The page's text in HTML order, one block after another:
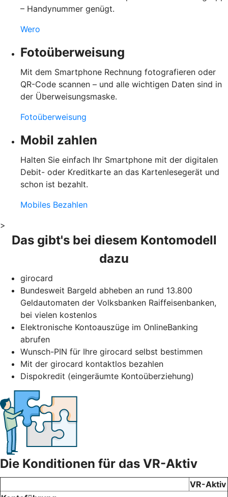
– Handynummer genügt.
Wero
Fotoüberweisung
Mit dem Smartphone Rechnung fotografieren oder
QR-Code scannen – und alle wichtigen Daten sind in
der Überweisungsmaske.
Fotoüberweisung
Mobil zahlen
Halten Sie einfach Ihr Smartphone mit der digitalen
Debit- oder Kreditkarte an das Kartenlesegerät und
schon ist bezahlt.
Mobiles Bezahlen
>
Das gibt's bei diesem Kontomodell
dazu
girocard
Bundesweit Bargeld abheben an rund 13.800
Geldautomaten der Volksbanken Raiffeisenbanken,
bei vielen kostenlos
Elektronische Kontoauszüge im OnlineBanking
abrufen
Wunsch-PIN für Ihre girocard selbst bestimmen
Mit der girocard kontaktlos bezahlen
Dispokredit (eingeräumte Kontoüberziehung)
Die Konditionen für das VR-Aktiv
VR-Aktiv